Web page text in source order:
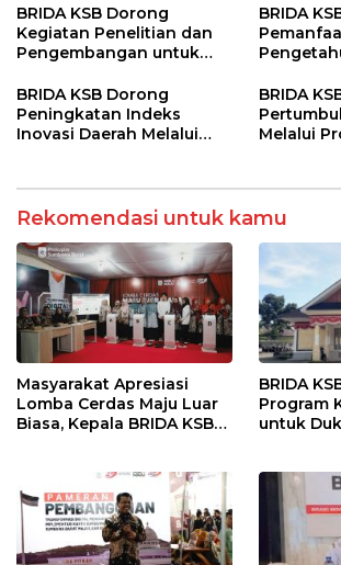
BRIDA KSB Dorong
Kegiatan Penelitian dan
Pengembangan untuk
Daerah
BRIDA
Riset
BRIDA KSB Dorong
Peningkatan Indeks
Inovasi Daerah Melalui
BRIDA
Melalui
Rekomendasi untuk kamu
Masyarakat Apresiasi
Lomba Cerdas Maju Luar
Biasa, Kepala BRIDA KSB
BRIDA
Program
untuk